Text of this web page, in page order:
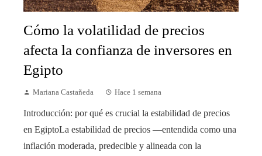
Cómo la volatilidad de precios
afecta la confianza de inversores en
Egipto
Mariana Castañeda Hace 1 semana
Introducción: por qué es crucial la estabilidad de precios
en EgiptoLa estabilidad de precios —entendida como una
inflación moderada, predecible y alineada con la